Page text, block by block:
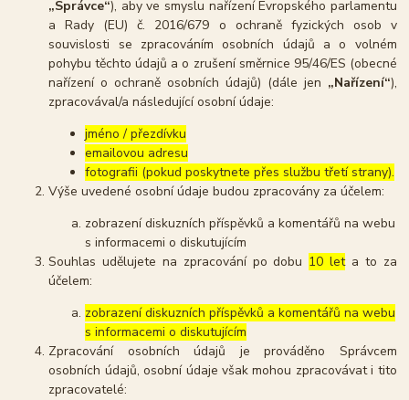
„Správce“), aby ve smyslu nařízení Evropského parlamentu
a Rady (EU) č. 2016/679 o ochraně fyzických osob v
souvislosti se zpracováním osobních údajů a o volném
pohybu těchto údajů a o zrušení směrnice 95/46/ES (obecné
nařízení o ochraně osobních údajů) (dále jen „Nařízení“),
zpracovával/a následující osobní údaje:
jméno / přezdívku
emailovou adresu
fotografii (pokud poskytnete přes službu třetí strany).
Výše uvedené osobní údaje budou zpracovány za účelem:
zobrazení diskuzních příspěvků a komentářů na webu
s informacemi o diskutujícím
Souhlas udělujete na zpracování po dobu 10 leta to za
účelem:
zobrazení diskuzních příspěvků a komentářů na webu
s informacemi o diskutujícím
Zpracování osobních údajů je prováděno Správcem
osobních údajů, osobní údaje však mohou zpracovávat i tito
zpracovatelé: